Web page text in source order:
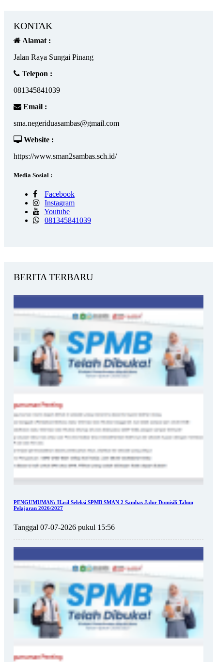
KONTAK
Alamat :
Jalan Raya Sungai Pinang
Telepon :
081345841039
Email :
sma.negeriduasambas@gmail.com
Website :
https://www.sman2sambas.sch.id/
Media Sosial :
Facebook
Instagram
Youtube
081345841039
BERITA TERBARU
PENGUMUMAN: Hasil Seleksi SPMB SMAN 2 Sambas Jalur Domisili Tahun
Pelajaran 2026/2027
Tanggal 07-07-2026 pukul 15:56